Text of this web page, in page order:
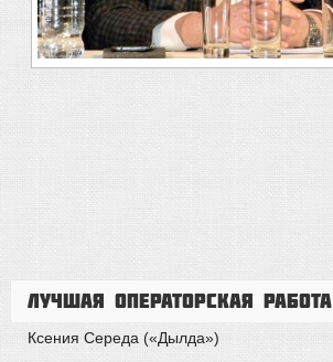
Лучшая операторская работа
Ксения Середа («Дылда»)